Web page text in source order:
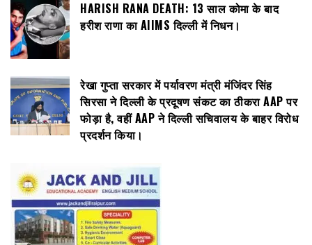
HARISH RANA DEATH: 13 साल कोमा के बाद
हरीश राणा का AIIMS दिल्ली में निधन।
रेखा गुप्ता सरकार में पर्यावरण मंत्री मंजिंदर सिंह
सिरसा ने दिल्ली के प्रदूषण संकट का ठीकरा AAP पर
फोड़ा है, वहीं AAP ने दिल्ली सचिवालय के बाहर विरोध
प्रदर्शन किया।